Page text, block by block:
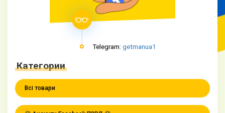
Telegram: getmanua1
Категории
Всі товари